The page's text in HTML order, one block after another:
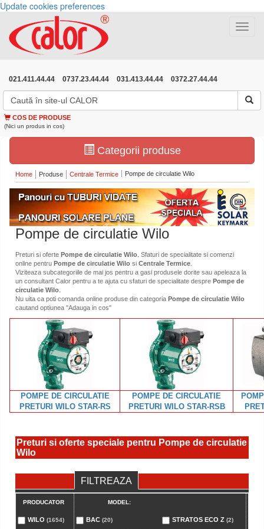
Update cookies preferences
Toggle
021.411.44.44 0737.23.44.44 031.413.44.44 0372.27.44.44
COS DE PRODUSE
(Nici un produs in cos)
Categorii produse
Home Produse Centrale Termice Pompe de circulatie Wilo
Pompe de circulatie Wilo
Preturi si oferte Pompe de circulatie Wilo . Sfaturi de specialitate si comenzi
online pentru Pompe de circulatie Wilo si Centrale Termice
Viziteaza subcategoriile de mai jos pentru a gasi produsele dorite sau apeleaza la
un consultant Calor pentru a te ajuta cu sfaturi de specialitate despre Pompe de
circulatie Wilo
Nu uita ca poti comanda online produse din categoria Pompe de circulatie Wilo
cautand optiunea "Adauga in cos"
POMPE DE CIRCULATIE
PRETURI WILO STAR-RS
POMPE DE CIRCULATIE
PRETURI WILO STAR-RSB
Preturi si oferte speciale pentru Pompe de circulatie
Wilo
FILTREAZA
PRODUCATOR
WILO (1654)
MODEL:
BAC (20) STRATOS ECO Z (2)